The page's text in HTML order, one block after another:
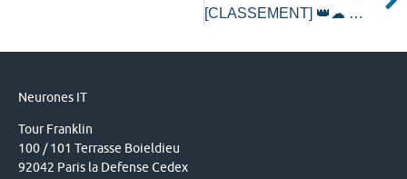
[CLASSEMENT] 👑☁ Neurones IT nommée « leader » au rapport ISG Provider Lens Cloud Public 2020 – Conseil et Services Managés.
Neurones IT
Tour Franklin
100 / 101 Terrasse Boieldieu
92042 Paris la Defense Cedex